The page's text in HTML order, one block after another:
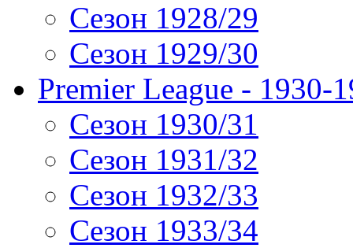
Сезон 1928/29
Сезон 1929/30
Premier League - 1930-
Сезон 1930/31
Сезон 1931/32
Сезон 1932/33
Сезон 1933/34